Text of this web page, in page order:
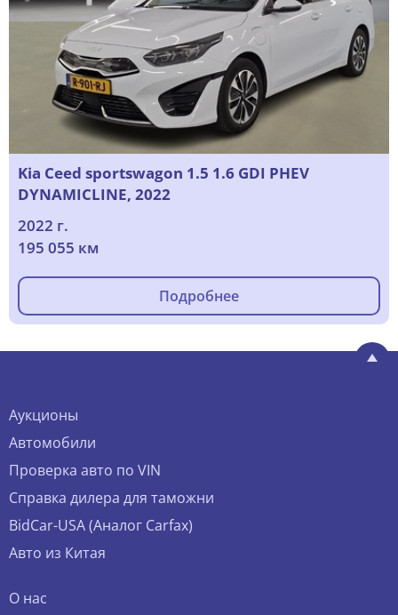
Kia Ceed sportswagon 1.5 1.6 GDI PHEV
DYNAMICLINE, 2022
2022 г.
195 055 км
Подробнее
Аукционы
Автомобили
Проверка авто по VIN
Справка дилера для таможни
BidCar-USA (Аналог Carfax)
Авто из Китая
О нас